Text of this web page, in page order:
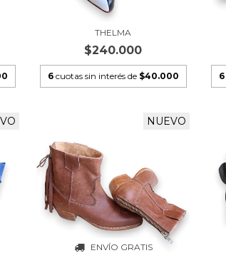
THELMA
$240.000
6 cuotas sin interés de $40.000 6
ENVÍO GRATIS
NUEVO